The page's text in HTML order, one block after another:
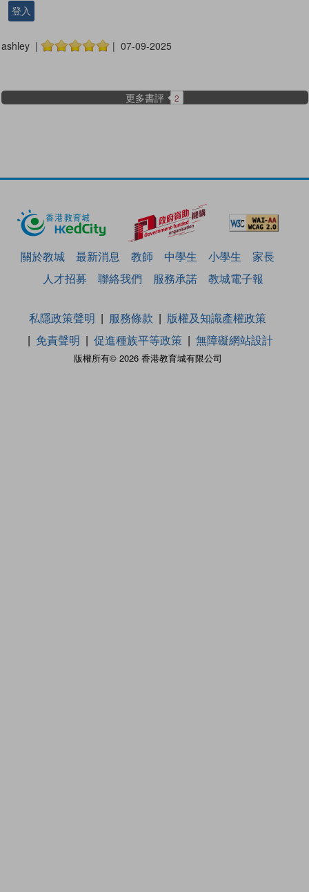
登入
ashley | | 07-09-2025
更多書評 2
關於教城 最新消息 教師 中學生 小學生
家長
人才招募
聯絡我們 服務承諾 教城電子報
版權所有© 2026 香港教育城有限公司
私隱政策聲明 服務條款
版權及知識產權政策
免責聲明
促進種族平等政策 無障礙網站設計